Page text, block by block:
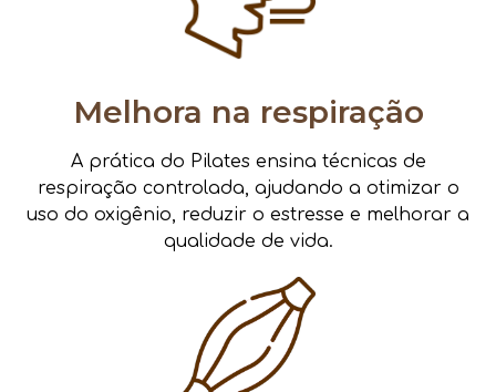
Melhora na respiração
A prática do Pilates ensina técnicas de
respiração controlada, ajudando a otimizar o
uso do oxigênio, reduzir o estresse e melhorar a
qualidade de vida.